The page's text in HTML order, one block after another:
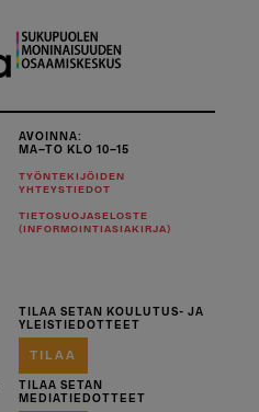
AVOINNA:
MA–TO KLO 10–15
TYÖNTEKIJÖIDEN
YHTEYSTIEDOT
TIETOSUOJASELOSTE
(INFORMOINTIASIAKIRJA)
TILAA SETAN KOULUTUS- JA
YLEISTIEDOTTEET
TILAA
TILAA SETAN
MEDIATIEDOTTEET